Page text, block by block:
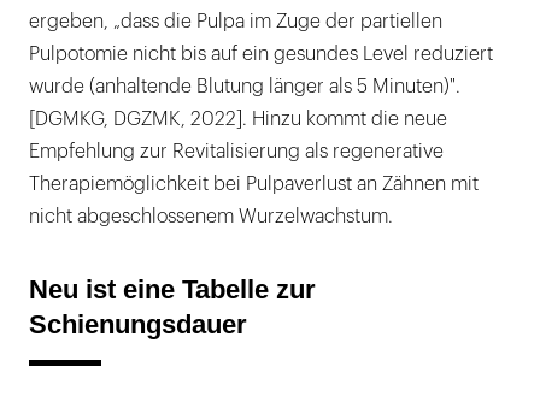
ergeben, „dass die Pulpa im Zuge der partiellen
Pulpotomie nicht bis auf ein gesundes Level reduziert
wurde (anhaltende Blutung länger als 5 Minuten)".
[DGMKG, DGZMK, 2022]. Hinzu kommt die neue
Empfehlung zur Revitalisierung als regenerative
Therapiemöglichkeit bei Pulpaverlust an Zähnen mit
nicht abgeschlossenem Wurzelwachstum.
Neu ist eine Tabelle zur
Schienungsdauer